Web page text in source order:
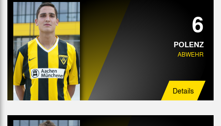
6
POLENZ
ABWEHR
Details